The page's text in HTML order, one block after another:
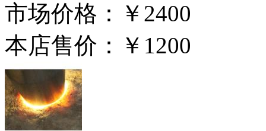
市场价格：
￥2400
本店售价：
￥1200